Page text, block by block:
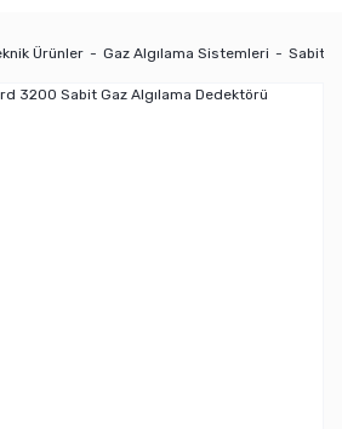
Ürünler Gaz Algılama Sistemleri Sabit